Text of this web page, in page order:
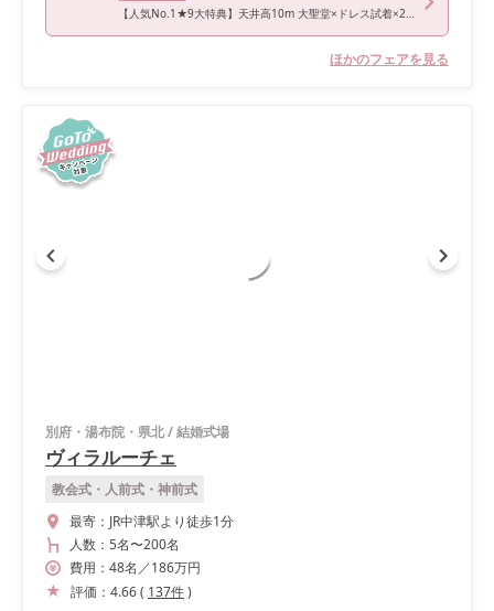
【人気No.1★9大特典】天井高10m 大聖堂×ドレス試着×2万試食
ほかのフェアを見る
別府・湯布院・県北/結婚式場
ヴィラルーチェ
教会式・人前式・神前式
最寄： JR中津駅より徒歩1分
人数： 5名〜200名
費用： 48名 ／186万円
評価： 4.66( 137件)